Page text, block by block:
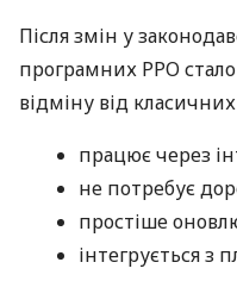
Після змін у
програмних РРО
відміну від
працює через
не потребує
простіше
інтегрується